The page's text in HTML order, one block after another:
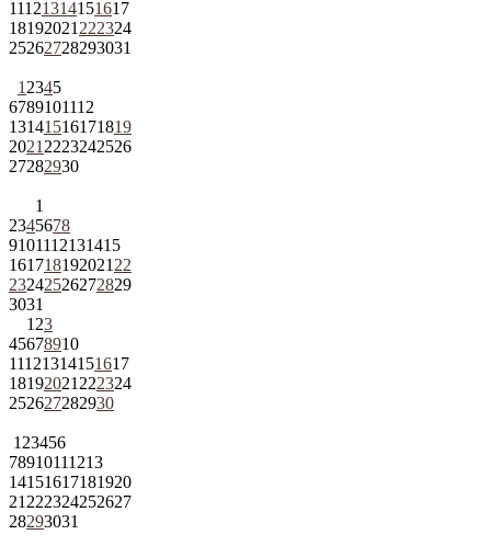
11121314151617
18192021 222324
25262728293031
1 2345
6789101112
13141516171819
2021 2223242526
27282930
1
2345678
9101112131415
161718192021 22
23242526272829
3031
1 23
45678910
11121314151617
18192021 222324
252627282930
1 23456
78910111213
14151617181920
21 222324252627
28293031